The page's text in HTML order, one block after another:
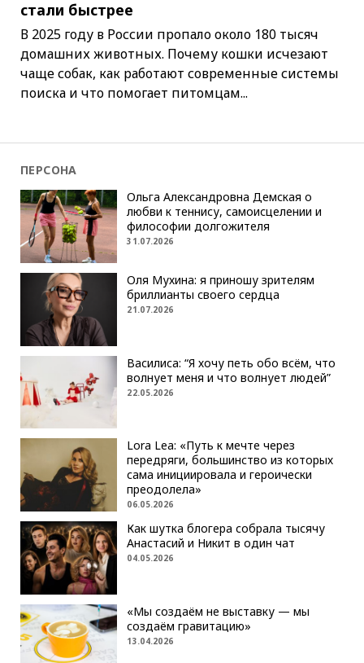
стали быстрее
В 2025 году в России пропало около 180 тысяч
домашних животных. Почему кошки исчезают
чаще собак, как работают современные системы
поиска и что помогает питомцам...
ПЕРСОНА
Ольга Александровна Демская о
любви к теннису, самоисцелении и
философии долгожителя
31.07.2026
Оля Мухина: я приношу зрителям
бриллианты своего сердца
21.07.2026
Василиса: “Я хочу петь обо всём, что
волнует меня и что волнует людей”
22.05.2026
Lora Lea: «Путь к мечте через
передряги, большинство из которых
сама инициировала и героически
преодолела»
06.05.2026
Как шутка блогера собрала тысячу
Анастасий и Никит в один чат
04.05.2026
«Мы создаём не выставку — мы
создаём гравитацию»
13.04.2026